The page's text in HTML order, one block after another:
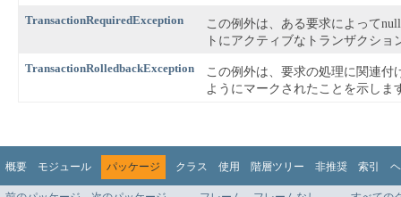
TransactionRequiredException
この例外は、ある要求によって
トにアクティブなトランザクシ
TransactionRolledbackException
この例外は、要求の処理に関連付
ようにマークされたことを示しま
概要 モジュール パッケージ クラス 使用 階層ツリー 非推奨 索引